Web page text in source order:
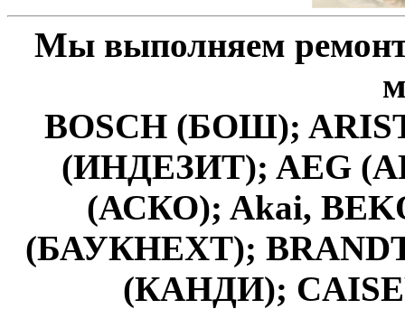
Мы выполняем
BOSCH (БОШ);
(ИНДЕЗИТ); AEG
(АСКО); Akai,
(БАУКНЕХТ);
(КАНДИ);